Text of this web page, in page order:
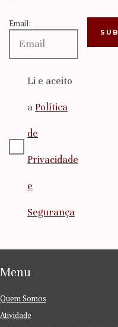
Email:
Li e aceito
a Política
de
Privacidade
e
Segurança
Menu
Quem Somos
Atividade